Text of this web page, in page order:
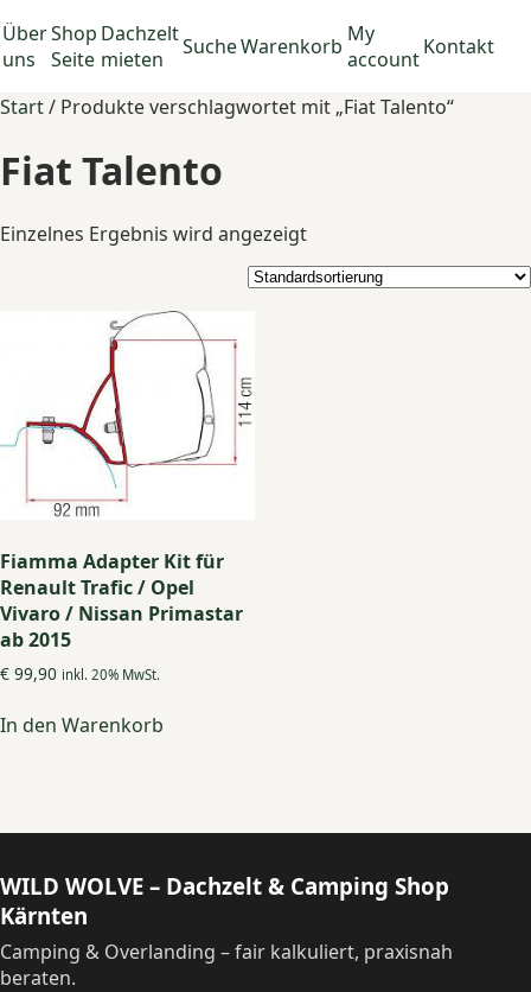
Über
uns
Shop
Seite
Dachzelt
mieten
SucheWarenkorb My
account Kontakt
Start/ Produkte verschlagwortet mit „Fiat Talento“
Fiat Talento
Einzelnes Ergebnis wird angezeigt
Fiamma Adapter Kit für
Renault Trafic / Opel
Vivaro / Nissan Primastar
ab 2015
€ 99,90 inkl. 20% MwSt.
In den Warenkorb
WILD WOLVE – Dachzelt & Camping Shop
Kärnten
Camping & Overlanding – fair kalkuliert, praxisnah
beraten.